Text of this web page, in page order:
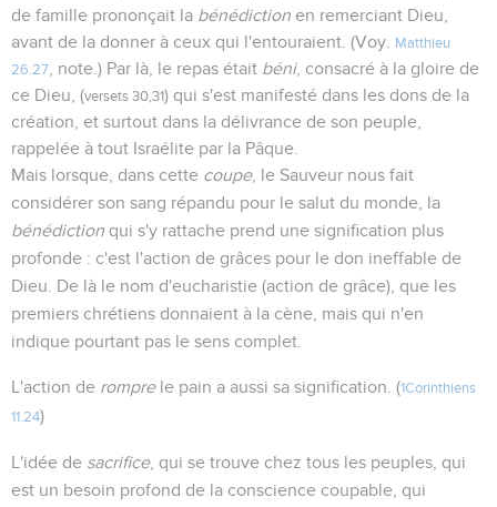
de famille prononçait la bénédiction en remerciant Dieu,
avant de la donner à ceux qui l'entouraient. (Voy.
Matthieu
26.27
, note.) Par là, le repas était béni, consacré à la gloire de
ce Dieu, (versets 30,31) qui s'est manifesté dans les dons de la
création, et surtout dans la délivrance de son peuple,
rappelée à tout Israélite par la Pâque.
Mais lorsque, dans cette coupe, le Sauveur nous fait
considérer son sang répandu pour le salut du monde, la
bénédiction qui s'y rattache prend une signification plus
profonde : c'est l'action de grâces pour le don ineffable de
Dieu. De là le nom d'eucharistie (action de grâce), que les
premiers chrétiens donnaient à la cène, mais qui n'en
indique pourtant pas le sens complet.
L'action de romprele pain a aussi sa signification. (1Corinthiens
11.24)
L'idée de sacrifice, qui se trouve chez tous les peuples, qui
est un besoin profond de la conscience coupable, qui